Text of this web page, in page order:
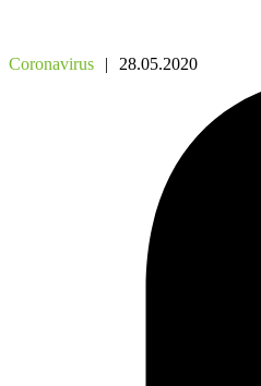
Coronavirus | 28.05.2020